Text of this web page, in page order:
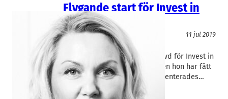
Flygande start för Invest in
Skånes nya vd
Myndighet/Organisation
11 jul 2019
Ulrika Ringdahl
Ulrika Ringdahl har bara varit vd för Invest in
Skåne sedan den 1 maj i år, men hon har fått
en flygande start. Nyligen presenterades…